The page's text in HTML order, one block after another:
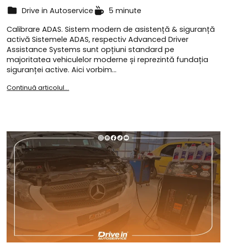
Drive in Autoservice
5 minute
Calibrare ADAS. Sistem modern de asistență & siguranță
activă Sistemele ADAS, respectiv Advanced Driver
Assistance Systems sunt opțiuni standard pe
majoritatea vehiculelor moderne și reprezintă fundația
siguranței active. Aici vorbim…
Continuă articolul...